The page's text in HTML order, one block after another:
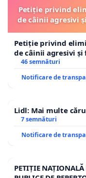
Petiție privind
de câinii agresivi
Petiție privind
de câinii agresivi și
46 semnături
Notificare de
Lidl: Mai multe
7 semnături
Notificare de
PETIȚIE NAȚIONALĂ